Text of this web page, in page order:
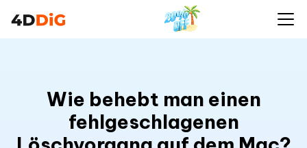
Wie behebt man einen
fehlgeschlagenen